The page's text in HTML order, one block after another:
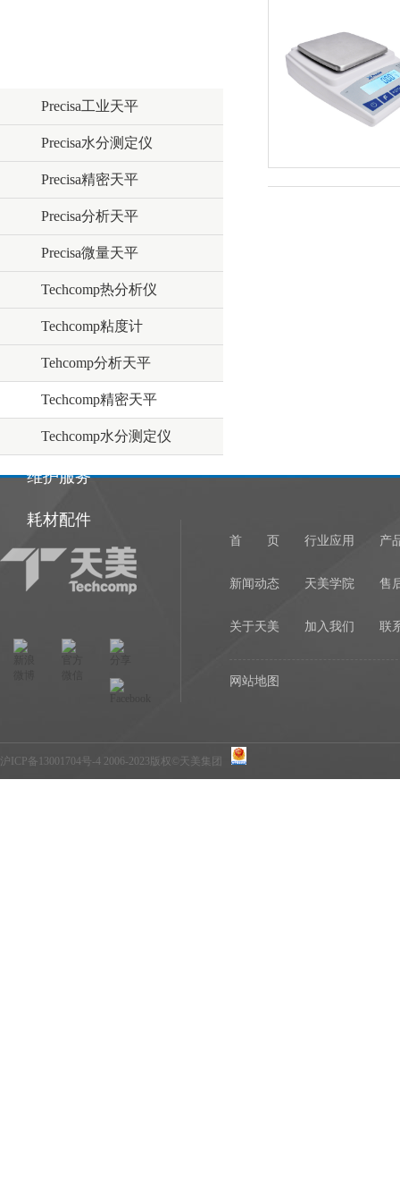
Precisa工业天平
Precisa水分测定仪
Precisa精密天平
Precisa分析天平
Precisa微量天平
Techcomp热分析仪
Techcomp粘度计
Tehcomp分析天平
Techcomp精密天平
Techcomp水分测定仪
维护服务
耗材配件
首 页 行业应用 产
新闻动态 天美学院 售
关于天美 加入我们 联
网站地图
沪ICP备13001704号-4 2006-2023版权©天美集团